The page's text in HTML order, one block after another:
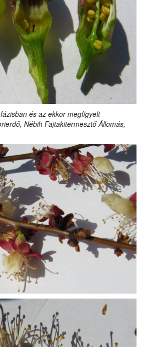
és az ekkor megfigyelt
Nébih Fajtakitermesztő Állomás,